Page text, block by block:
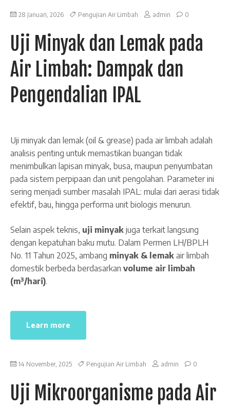
28 Januari, 2026 Pengujian Air Limbah admin 0
Uji Minyak dan Lemak pada
Air Limbah: Dampak dan
Pengendalian IPAL
Uji minyak dan lemak (oil & grease) pada air limbah adalah
analisis penting untuk memastikan buangan tidak
menimbulkan lapisan minyak, busa, maupun penyumbatan
pada sistem perpipaan dan unit pengolahan. Parameter ini
sering menjadi sumber masalah IPAL: mulai dari aerasi tidak
efektif, bau, hingga performa unit biologis menurun.
Selain aspek teknis, uji minyak juga terkait langsung
dengan kepatuhan baku mutu. Dalam Permen LH/BPLH
No. 11 Tahun 2025, ambang minyak & lemak air limbah
domestik berbeda berdasarkan volume air limbah
(m³/hari).
Learn more
14 November, 2025 Pengujian Air Limbah admin 0
Uji Mikroorganisme pada Air